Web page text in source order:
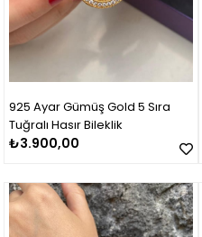
925 Ayar Gümüş Gold 5 Sıra
Tuğralı Hasır Bileklik
₺3.900,00